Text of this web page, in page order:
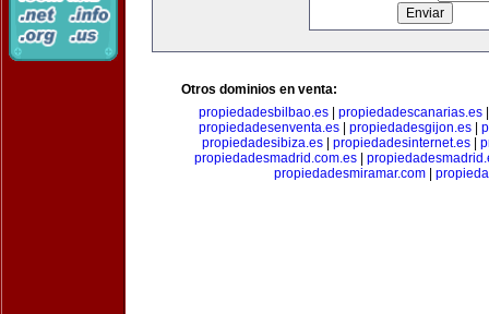
Otros dominios en venta:
propiedadesbilbao.es| propiedadescanarias.es
propiedadesenventa.es
propiedadesgijon.es
propiedadesibiza.es
propiedadesinternet.es
propiedadesmadrid.com.es
propiedadesmiramar.com